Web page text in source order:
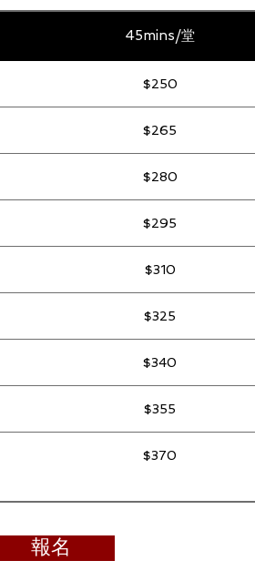
45mins/堂
$250
$265
$280
$295
$310
$325
$340
$355
$370
報名